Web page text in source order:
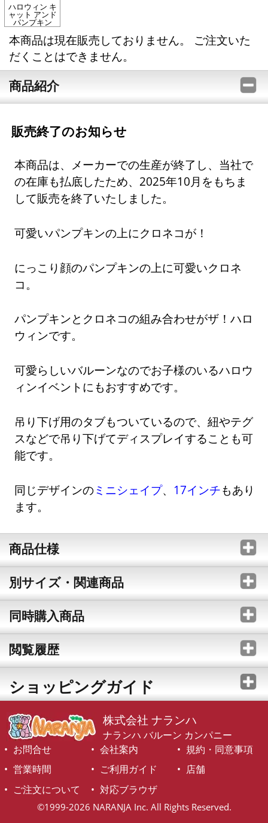
ハロウィン キ
ャット アンド
パンプキン
本商品は現在販売しておりません。 ご注文いた
だくことはできません。
商品紹介
販売終了のお知らせ
本商品は、メーカーでの生産が終了し、当社で
の在庫も払底したため、2025年10月をもちま
して販売を終了いたしました。
可愛いパンプキンの上にクロネコが！
にっこり顔のパンプキンの上に可愛いクロネ
コ。
パンプキンとクロネコの組み合わせがザ！ハロ
ウィンです。
可愛らしいバルーンなのでお子様のいるハロウ
ィンイベントにもおすすめです。
吊り下げ用のタブもついているので、紐やテグ
スなどで吊り下げてディスプレイすることも可
能です。
同じデザインのミニシェイプ、 17インチもあり
ます。
商品仕様
別サイズ・関連商品
同時購入商品
閲覧履歴
ショッピングガイド
株式会社 ナランハ
ナランハ バルーン カンパニー
お問合せ
会社案内
規約・同意事項
営業時間
ご利用ガイド
店舗
ご注文について
対応ブラウザ
©1999-2026 NARANJA Inc. All Rights Reserved.